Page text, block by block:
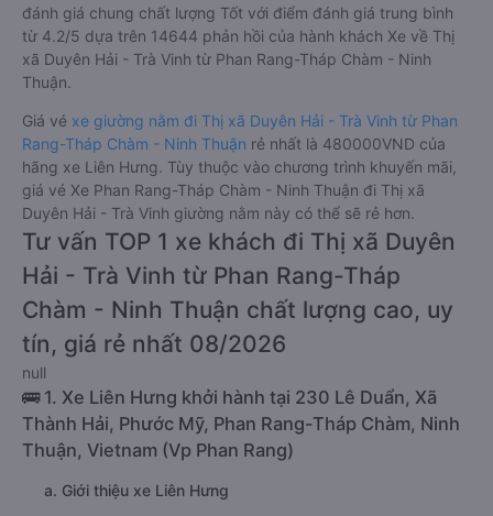
đánh giá chung chất lượng Tốt với điểm đánh giá trung bình
từ 4.2/5 dựa trên 14644 phản hồi của hành khách Xe về Thị
xã Duyên Hải - Trà Vinh từ Phan Rang-Tháp Chàm - Ninh
Thuận.
Giá vé xe giường nằm đi Thị xã Duyên Hải - Trà Vinh từ Phan
Rang-Tháp Chàm - Ninh Thuận rẻ nhất là 480000VND của
hãng xe Liên Hưng. Tùy thuộc vào chương trình khuyến mãi,
giá vé Xe Phan Rang-Tháp Chàm - Ninh Thuận đi Thị xã
Duyên Hải - Trà Vinh giường nằm này có thể sẽ rẻ hơn.
Tư vấn TOP 1 xe khách đi Thị xã Duyên
Hải - Trà Vinh từ Phan Rang-Tháp
Chàm - Ninh Thuận chất lượng cao, uy
tín, giá rẻ nhất 08/2026
null
🚌 1. Xe Liên Hưng khởi hành tại 230 Lê Duẩn, Xã
Thành Hải, Phước Mỹ, Phan Rang-Tháp Chàm, Ninh
Thuận, Vietnam (Vp Phan Rang)
a. Giới thiệu xe Liên Hưng